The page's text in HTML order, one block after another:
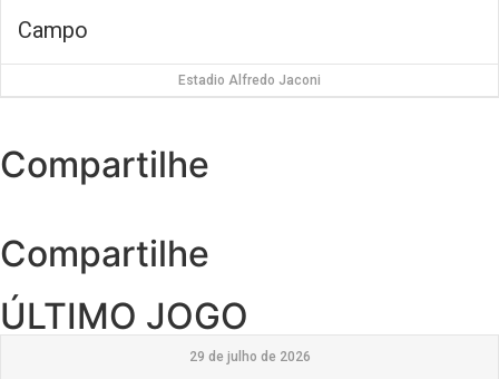
Campo
Estadio Alfredo Jaconi
Compartilhe
Compartilhe
ÚLTIMO JOGO
29 de julho de 2026